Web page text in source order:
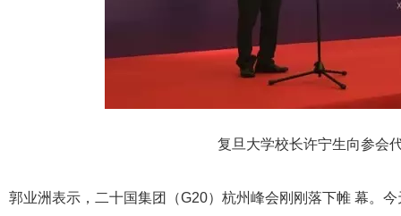
复旦大学校长许宁生向参会
郭业洲表示，二十国集团（G20）杭州峰会刚刚落下帷 幕。